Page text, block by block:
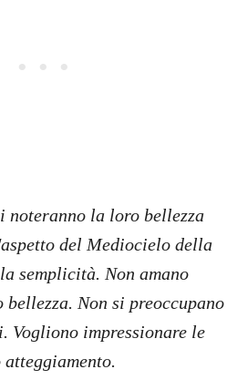
noteranno la loro bellezza
del Mediocielo della
semplicità. Non amano
Non si preoccupano
impressionare le